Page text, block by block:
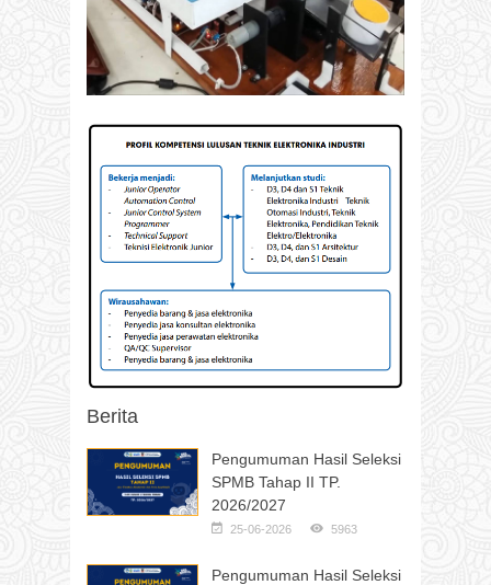
Berita
Pengumuman Hasil Seleksi
SPMB Tahap II TP.
2026/2027
25-06-2026 5963
Pengumuman Hasil Seleksi